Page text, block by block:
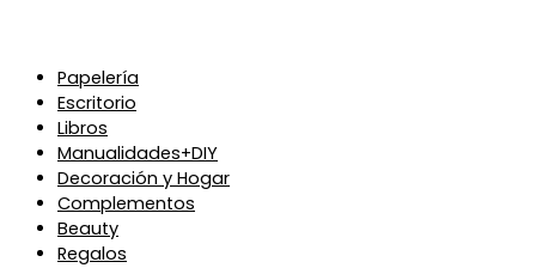
Papelería
Escritorio
Libros
Manualidades+DIY
Decoración y Hogar
Complementos
Beauty
Regalos